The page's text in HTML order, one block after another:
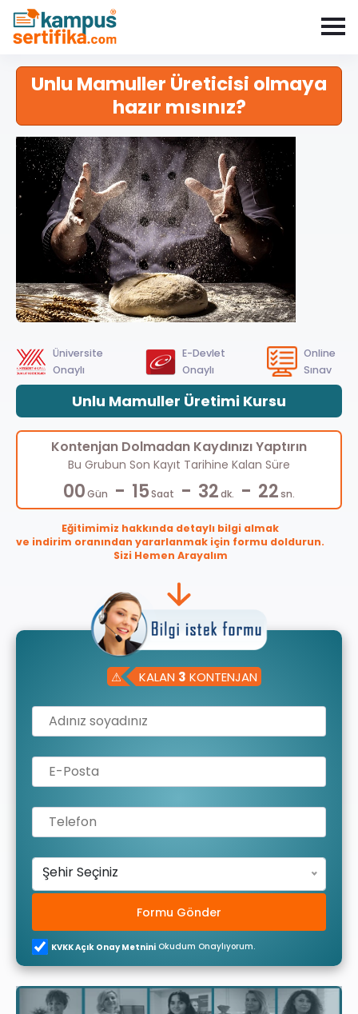
Unlu Mamuller Üreticisi olmaya
hazır mısınız?
Üniversite
Onaylı
E-Devlet
Onaylı
Online
Sınav
Unlu Mamuller Üretimi Kursu
Kontenjan Dolmadan Kaydınızı Yaptırın
Bu Grubun Son Kayıt Tarihine Kalan Süre
00Gün - 15Saat - 32dk. - 21 sn.
Eğitimimiz hakkında detaylı bilgi almak
ve indirim oranından yararlanmak için formu doldurun.
Sizi Hemen Arayalım
⚠ KALAN 3 KONTENJAN
Şehir Seçiniz
Formu Gönder
KVKK Açık Onay Metnini Okudum Onaylıyorum.